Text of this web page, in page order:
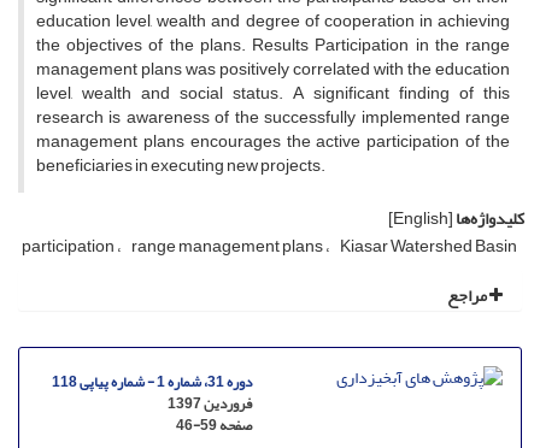
education level, wealth and degree of cooperation in achieving
the objectives of the plans. Results Participation in the range
management plans was positively correlated with the education
level, wealth and social status. A significant finding of this
research is awareness of the successfully implemented range
management plans encourages the active participation of the
beneficiaries in executing new projects.
کلیدواژه‌ها[English]
participation range management plans Kiasar Watershed Basin
مراجع
دوره 31، شماره 1 - شماره پیاپی 118
فروردین 1397
صفحه46-59